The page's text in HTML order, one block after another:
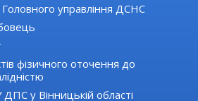
управління ДСНС
фізичного оточення до
у Вінницькій області